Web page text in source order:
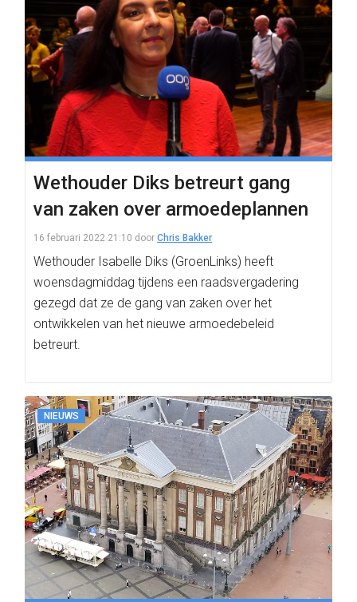
Wethouder Diks betreurt gang
van zaken over armoedeplannen
16 februari 2022 21:10 door Chris Bakker
Wethouder Isabelle Diks (GroenLinks) heeft
woensdagmiddag tijdens een raadsvergadering
gezegd dat ze de gang van zaken over het
ontwikkelen van het nieuwe armoedebeleid
betreurt.
NIEUWS